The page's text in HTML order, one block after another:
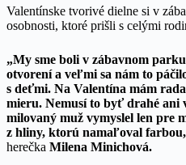
Valentínske tvorivé dielne si v
osobnosti, ktoré prišli s celými
„My sme boli v zábavnom
otvorení a veľmi sa nám to
s deťmi. Na Valentína mám
mieru. Nemusí to byť drahé ani
milovaný muž vymyslel len pre
z hliny, ktorú namaľoval
herečka Milena Minichová.